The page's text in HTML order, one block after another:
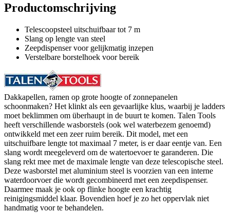
Productomschrijving
Telescoopsteel uitschuifbaar tot 7 m
Slang op lengte van steel
Zeepdispenser voor gelijkmatig inzepen
Verstelbare borstelhoek voor bereik
Dakkapellen, ramen op grote hoogte of zonnepanelen
schoonmaken? Het klinkt als een gevaarlijke klus, waarbij je ladders
moet beklimmen om überhaupt in de buurt te komen. Talen Tools
heeft verschillende wasborstels (ook wel waterbezem genoemd)
ontwikkeld met een zeer ruim bereik. Dit model, met een
uitschuifbare lengte tot maximaal 7 meter, is er daar eentje van. Een
slang wordt meegeleverd om de watertoevoer te garanderen. Die
slang rekt mee met de maximale lengte van deze telescopische steel.
Deze wasborstel met aluminium steel is voorzien van een interne
waterdoorvoer die wordt gecombineerd met een zeepdispenser.
Daarmee maak je ook op flinke hoogte een krachtig
reinigingsmiddel klaar. Bovendien hoef je zo het oppervlak niet
handmatig voor te behandelen.